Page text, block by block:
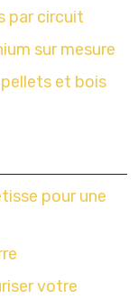
par circuit
sur mesure
et bois
pour une
votre